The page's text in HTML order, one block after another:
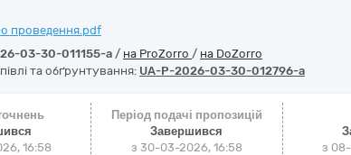
проведення.pdf
03-30-011155-a / на ProZorro / на DoZorro
та обґрунтування: UA-P-2026-03-30-012796-a
16:58
Період подачі пропозицій
Завершився
з 30-03-2026, 16:58
з